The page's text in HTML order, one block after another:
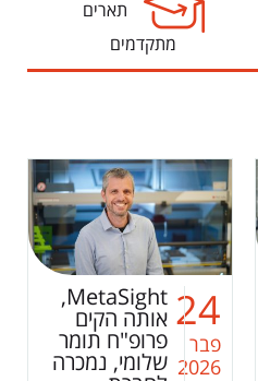
תארים
מתקדמים
10
פבר
2026
זוכה מאמר
החודש לחודש
ניר סטרוגו!